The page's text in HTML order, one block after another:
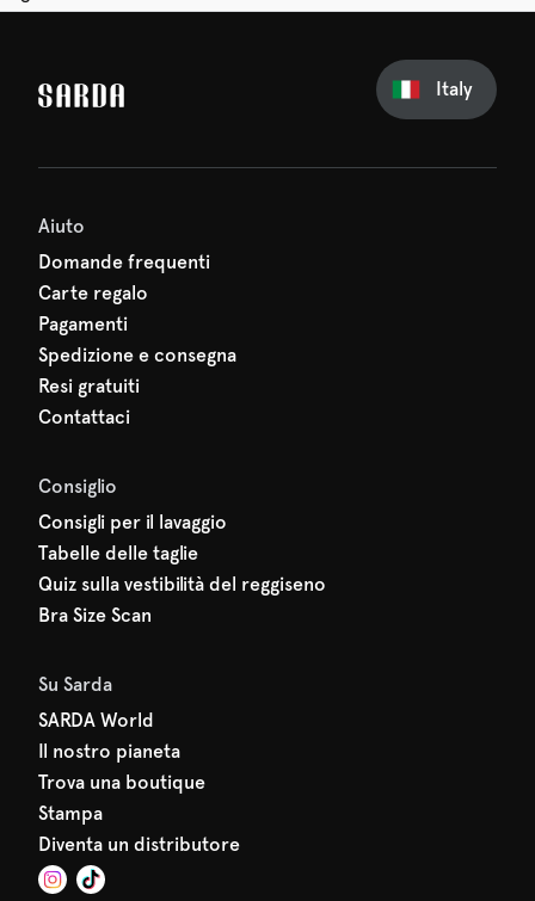
tuo primo ordine
Italy
Aiuto
Domande frequenti
Carte regalo
Pagamenti
Spedizione e consegna
Resi gratuiti
Contattaci
Consiglio
Consigli per il lavaggio
Tabelle delle taglie
Quiz sulla vestibilità del reggiseno
Bra Size Scan
Su Sarda
SARDA World
Il nostro pianeta
Trova una boutique
Stampa
Diventa un distributore